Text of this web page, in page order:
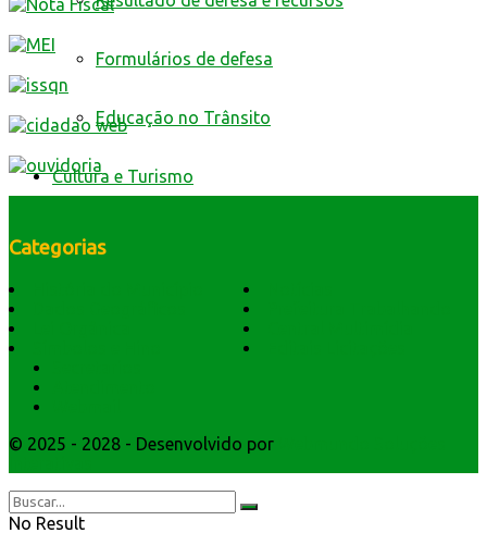
Formulários de defesa
Educação no Trânsito
Cultura e Turismo
Categorias
© 2025 - 2028 - Desenvolvido por
No Result